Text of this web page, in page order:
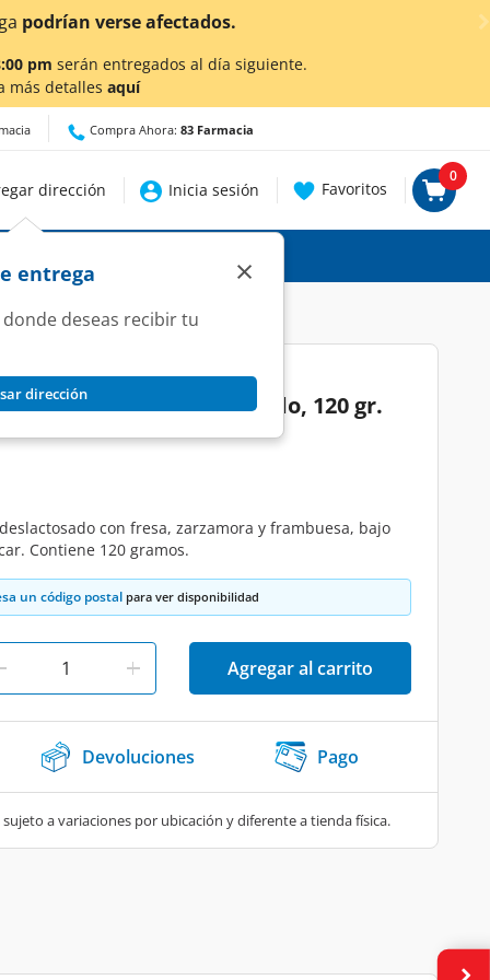
pm serán entregados al día siguiente.
más detalles aquí
Compra Ahora: 83 Farmacia
dirección
entrega
deseas recibir tu
dirección
×
Inicia sesión Favoritos
0
Frutos Rojos Deslactosado, 120 gr.
con fresa, zarzamora y frambuesa, bajo
Contiene 120 gramos.
un código postal para ver disponibilidad
Agregar al carrito
Devoluciones Pago
a variaciones por ubicación y diferente a tienda física.